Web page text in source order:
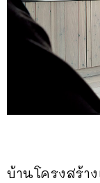
บ้านโครงสร้า